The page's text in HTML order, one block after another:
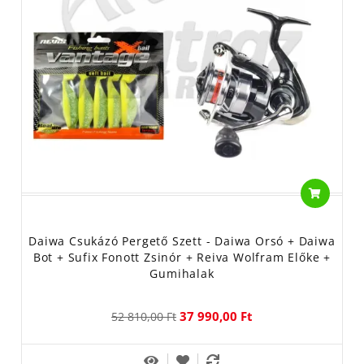
Daiwa Csukázó Pergető Szett - Daiwa Orsó + Daiwa
Bot + Sufix Fonott Zsinór + Reiva Wolfram Előke +
Gumihalak
52 810,00 Ft 37 990,00 Ft